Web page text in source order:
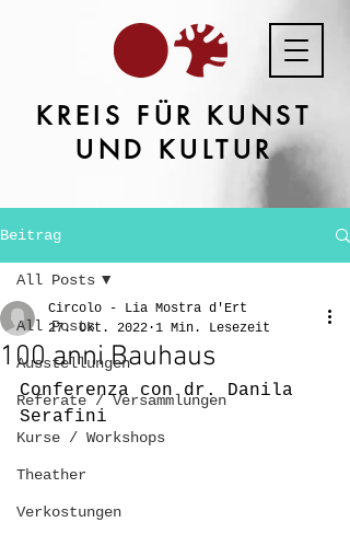
KREIS FÜR KUNST
UND KULTUR
Beitrag
All Posts
Ausstellungen
Referate / Versammlungen
Kurse / Workshops
Theather
Verkostungen
All Posts
100 anni Bauhaus
Circolo - Lia Mostra d'Ert
27. Okt. 2022 1 Min. Lesezeit
Conferenza con dr. Danila
Serafini